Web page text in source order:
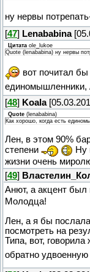
ну нервы
[47] Lenababina
Цитата ole_lukoe
Quote (lenababina) ну нервы
вот почитал бы
единомышленники,
[48] Koala
Quote ( lenababina)
Как хорошо, когда есть
Лен, в этом 90%
степени
Ну
жизни очень
[49]
Анют, а акцент
Молодца!
Лен, а я бы
посмотреть на
Типа, вот,
обратно